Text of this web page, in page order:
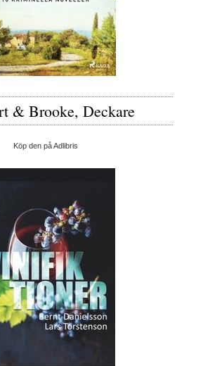
& Brooke, Deckare
Köp den på Adlibris